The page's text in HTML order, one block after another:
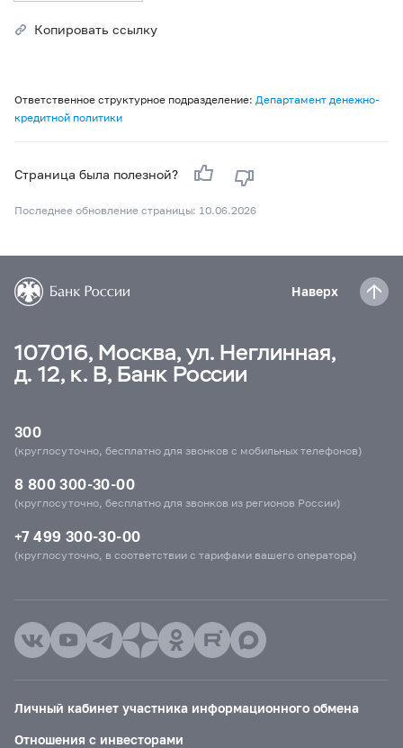
Копировать ссылку
Ответственное структурное подразделение: Департамент денежно-
кредитной политики
Страница была полезной?
Последнее обновление страницы: 10.06.2026
Наверх
107016, Москва, ул. Неглинная,
д. 12, к. В, Банк России
300
(круглосуточно, бесплатно для звонков с мобильных телефонов)
8 800 300-30-00
(круглосуточно, бесплатно для звонков из регионов России)
+7 499 300-30-00
(круглосуточно, в соответствии с тарифами вашего оператора)
Личный кабинет участника информационного обмена
Отношения с инвесторами